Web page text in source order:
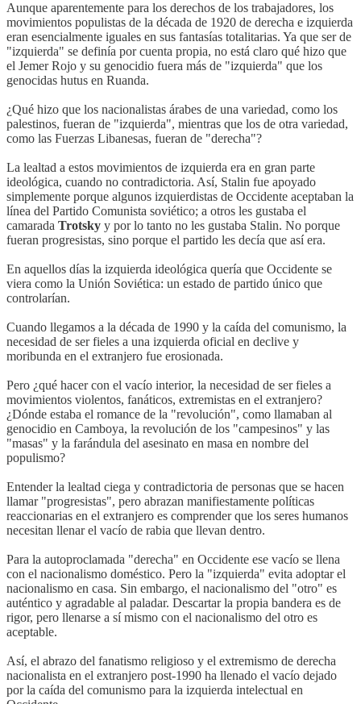
Aunque aparentemente para los derechos de los trabajadores, los
movimientos populistas de la década de 1920 de derecha e izquierda
eran esencialmente iguales en sus fantasías totalitarias. Ya que ser de
"izquierda" se definía por cuenta propia, no está claro qué hizo que
el Jemer Rojo y su genocidio fuera más de "izquierda" que los
genocidas hutus en Ruanda.
¿Qué hizo que los nacionalistas árabes de una variedad, como los
palestinos, fueran de "izquierda", mientras que los de otra variedad,
como las Fuerzas Libanesas, fueran de "derecha"?
La lealtad a estos movimientos de izquierda era en gran parte
ideológica, cuando no contradictoria. Así, Stalin fue apoyado
simplemente porque algunos izquierdistas de Occidente aceptaban la
línea del Partido Comunista soviético; a otros les gustaba el
camarada Trotsky y por lo tanto no les gustaba Stalin. No porque
fueran progresistas, sino porque el partido les decía que así era.
En aquellos días la izquierda ideológica quería que Occidente se
viera como la Unión Soviética: un estado de partido único que
controlarían.
Cuando llegamos a la década de 1990 y la caída del comunismo, la
necesidad de ser fieles a una izquierda oficial en declive y
moribunda en el extranjero fue erosionada.
Pero ¿qué hacer con el vacío interior, la necesidad de ser fieles a
movimientos violentos, fanáticos, extremistas en el extranjero?
¿Dónde estaba el romance de la "revolución", como llamaban al
genocidio en Camboya, la revolución de los "campesinos" y las
"masas" y la farándula del asesinato en masa en nombre del
populismo?
Entender la lealtad ciega y contradictoria de personas que se hacen
llamar "progresistas", pero abrazan manifiestamente políticas
reaccionarias en el extranjero es comprender que los seres humanos
necesitan llenar el vacío de rabia que llevan dentro.
Para la autoproclamada "derecha" en Occidente ese vacío se llena
con el nacionalismo doméstico. Pero la "izquierda" evita adoptar el
nacionalismo en casa. Sin embargo, el nacionalismo del "otro" es
auténtico y agradable al paladar. Descartar la propia bandera es de
rigor, pero llenarse a sí mismo con el nacionalismo del otro es
aceptable.
Así, el abrazo del fanatismo religioso y el extremismo de derecha
nacionalista en el extranjero post-1990 ha llenado el vacío dejado
por la caída del comunismo para la izquierda intelectual en